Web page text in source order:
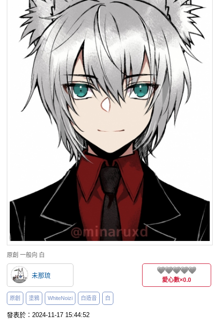
原創 一般向 白
未那琉
愛心數×0.0
原創 塗鴉 WhiteNoizi 白造音 白
發表於：2024-11-17 15:44:52